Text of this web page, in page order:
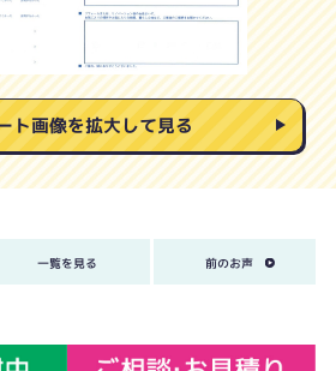
ト画像を拡大して見る
一覧を見る 前のお声